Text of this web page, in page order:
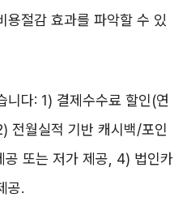
용절감 효과를 파악할 수 있
니다: 1) 결제수수료 할인(연
전월실적 기반 캐시백/포인
공 또는 저가 제공, 4) 법인카
공.